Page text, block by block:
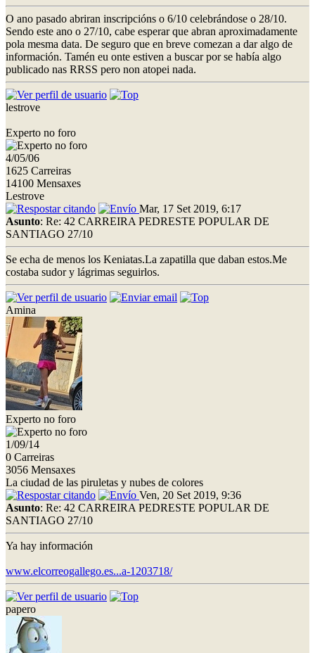
O ano pasado abriran inscripcións o 6/10 celebrándose o 28/10.
Sendo este ano o 27/10, cabe esperar que abran aproximadamente
pola mesma data. De seguro que en breve comezan a dar algo de
información. Tamén eu onte estiven a buscar por se había algo
publicado nas RRSS pero non atopei nada.
lestrove
Experto no foro
4/05/06
1625 Carreiras
14100 Mensaxes
Lestrove
Mar, 17 Set 2019, 6:17
Asunto: Re: 42 CARREIRA PEDRESTE POPULAR DE
SANTIAGO 27/10
Se echa de menos los Keniatas.La zapatilla que daban estos.Me
costaba sudor y lágrimas seguirlos.
Amina
Experto no foro
1/09/14
0 Carreiras
3056 Mensaxes
La ciudad de las piruletas y nubes de colores
Ven, 20 Set 2019, 9:36
Asunto: Re: 42 CARREIRA PEDRESTE POPULAR DE
SANTIAGO 27/10
Ya hay información
www.elcorreogallego.es...a-1203718/
papero